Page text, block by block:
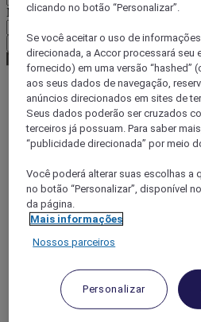
Moeda
Confirmar minha moeda
World
Europe
Italy
CAMPANIA
clicando no botão “Personalizar”.
Se você aceitar o uso de
direcionada, a Accor processará seu
fornecido) em uma versão “hashed”
aos seus dados de navegação,
anúncios direcionados em sites de
Seus dados poderão ser cruzados
terceiros já possuam. Para saber
“publicidade direcionada” por meio
Você poderá alterar suas escolhas a
no botão “Personalizar”, disponível
da página.
Mais informações
Nossos parceiros
Personalizar